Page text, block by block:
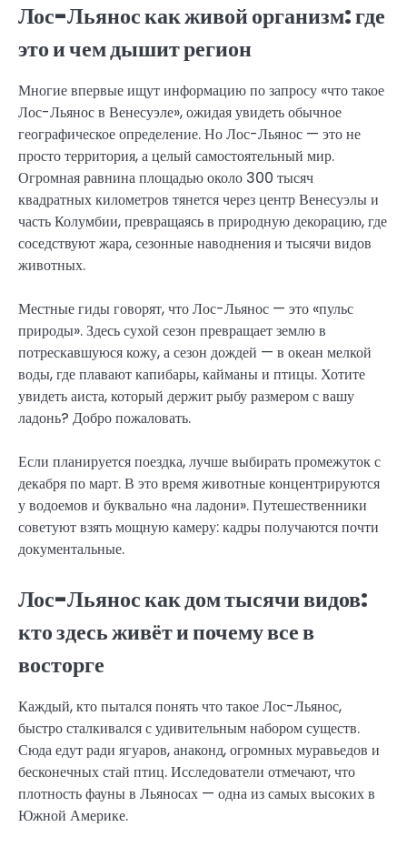
Лос-Льянос как живой организм: где
это и чем дышит регион
Многие впервые ищут информацию по запросу «что такое
Лос-Льянос в Венесуэле», ожидая увидеть обычное
географическое определение. Но Лос-Льянос — это не
просто территория, а целый самостоятельный мир.
Огромная равнина площадью около 300 тысяч
квадратных километров тянется через центр Венесуэлы и
часть Колумбии, превращаясь в природную декорацию, где
соседствуют жара, сезонные наводнения и тысячи видов
животных.
Местные гиды говорят, что Лос-Льянос — это «пульс
природы». Здесь сухой сезон превращает землю в
потрескавшуюся кожу, а сезон дождей — в океан мелкой
воды, где плавают капибары, кайманы и птицы. Хотите
увидеть аиста, который держит рыбу размером с вашу
ладонь? Добро пожаловать.
Если планируется поездка, лучше выбирать промежуток с
декабря по март. В это время животные концентрируются
у водоемов и буквально «на ладони». Путешественники
советуют взять мощную камеру: кадры получаются почти
документальные.
Лос-Льянос как дом тысячи видов:
кто здесь живёт и почему все в
восторге
Каждый, кто пытался понять что такое Лос-Льянос,
быстро сталкивался с удивительным набором существ.
Сюда едут ради ягуаров, анаконд, огромных муравьедов и
бесконечных стай птиц. Исследователи отмечают, что
плотность фауны в Льяносах — одна из самых высоких в
Южной Америке.